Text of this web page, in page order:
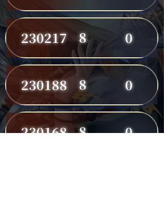
230217 8 0
230188 8 0
230168 8 0